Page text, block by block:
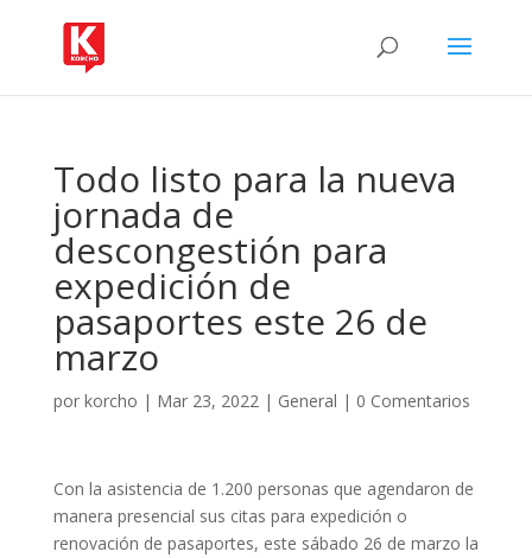
Todo listo para la nueva
jornada de
descongestión para
expedición de
pasaportes este 26 de
marzo
por korcho | Mar 23, 2022| General | 0 Comentarios
Con la asistencia de 1.200 personas que agendaron de
manera presencial sus citas para expedición o
renovación de pasaportes, este sábado 26 de marzo la